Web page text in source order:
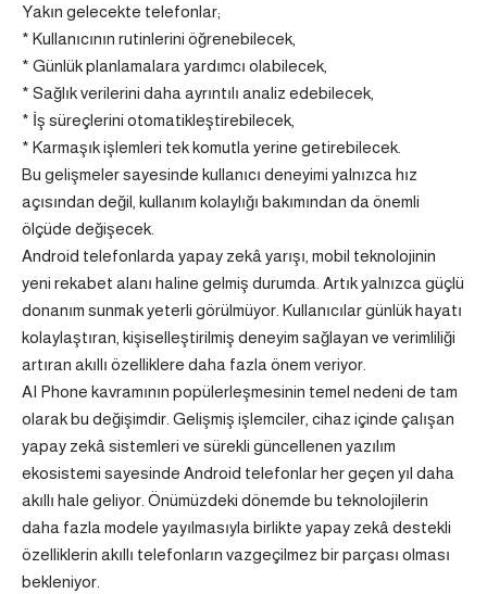
Yakın gelecekte telefonlar;
* Kullanıcının rutinlerini öğrenebilecek,
* Günlük planlamalara yardımcı olabilecek,
* Sağlık verilerini daha ayrıntılı analiz edebilecek,
* İş süreçlerini otomatikleştirebilecek,
* Karmaşık işlemleri tek komutla yerine getirebilecek.
Bu gelişmeler sayesinde kullanıcı deneyimi yalnızca hız
açısından değil, kullanım kolaylığı bakımından da önemli
ölçüde değişecek.
Android telefonlarda yapay zekâ yarışı, mobil teknolojinin
yeni rekabet alanı haline gelmiş durumda. Artık yalnızca güçlü
donanım sunmak yeterli görülmüyor. Kullanıcılar günlük hayatı
kolaylaştıran, kişiselleştirilmiş deneyim sağlayan ve verimliliği
artıran akıllı özelliklere daha fazla önem veriyor.
AI Phone kavramının popülerleşmesinin temel nedeni de tam
olarak bu değişimdir. Gelişmiş işlemciler, cihaz içinde çalışan
yapay zekâ sistemleri ve sürekli güncellenen yazılım
ekosistemi sayesinde Android telefonlar her geçen yıl daha
akıllı hale geliyor. Önümüzdeki dönemde bu teknolojilerin
daha fazla modele yayılmasıyla birlikte yapay zekâ destekli
özelliklerin akıllı telefonların vazgeçilmez bir parçası olması
bekleniyor.